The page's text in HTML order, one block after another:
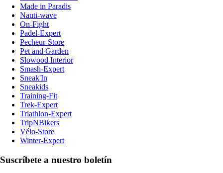
Made in Paradis
Nauti-wave
On-Fight
Padel-Expert
Pecheur-Store
Pet and Garden
Slowood Interior
Smash-Expert
Sneak'In
Sneakids
Training-Fit
Trek-Expert
Triathlon-Expert
TripNBikers
Vélo-Store
Winter-Expert
Suscríbete a nuestro boletín